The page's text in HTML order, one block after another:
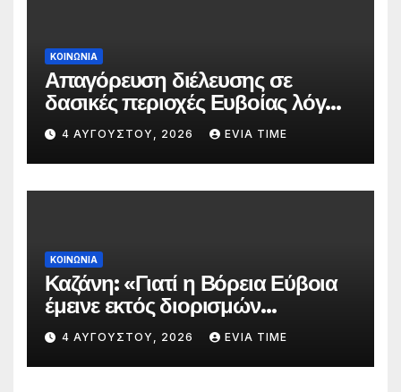
ΚΟΙΝΩΝΙΑ
Απαγόρευση διέλευσης σε
δασικές περιοχές Ευβοίας λόγω
πολύ υψηλού κινδύνου
πυρκαγιάς
4 ΑΥΓΟΎΣΤΟΥ, 2026 EVIA TIME
ΚΟΙΝΩΝΙΑ
Καζάνη: «Γιατί η Βόρεια Εύβοια
έμεινε εκτός διορισμών
δασκάλων;»
4 ΑΥΓΟΎΣΤΟΥ, 2026 EVIA TIME